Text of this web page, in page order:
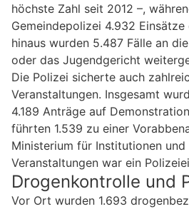
höchste Zahl seit 2012 –,
Gemeindepolizei 4.932
hinaus wurden 5.487 Fälle an
oder das Jugendgericht
Die Polizei sicherte auch
Veranstaltungen. Insgesamt
4.189 Anträge auf
führten 1.539 zu einer
Ministerium für Institutionen
Veranstaltungen war ein
Drogenkontrolle und
Vor Ort wurden 1.693